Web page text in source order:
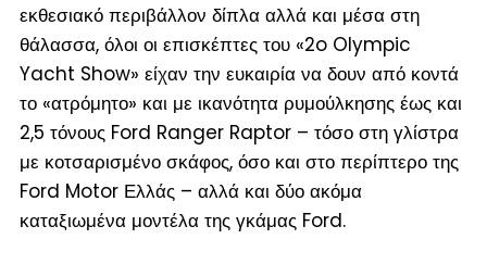
εκθεσιακό περιβάλλον δίπλα αλλά και μέσα στη
θάλασσα, όλοι οι επισκέπτες του «2o Olympic
Yacht Show» είχαν την ευκαιρία να δουν από κοντά
το «ατρόμητο» και με ικανότητα ρυμούλκησης έως και
2,5 τόνους Ford Ranger Raptor – τόσο στη γλίστρα
με κοτσαρισμένο σκάφος, όσο και στο περίπτερο της
Ford Motor Ελλάς – αλλά και δύο ακόμα
καταξιωμένα μοντέλα της γκάμας Ford.